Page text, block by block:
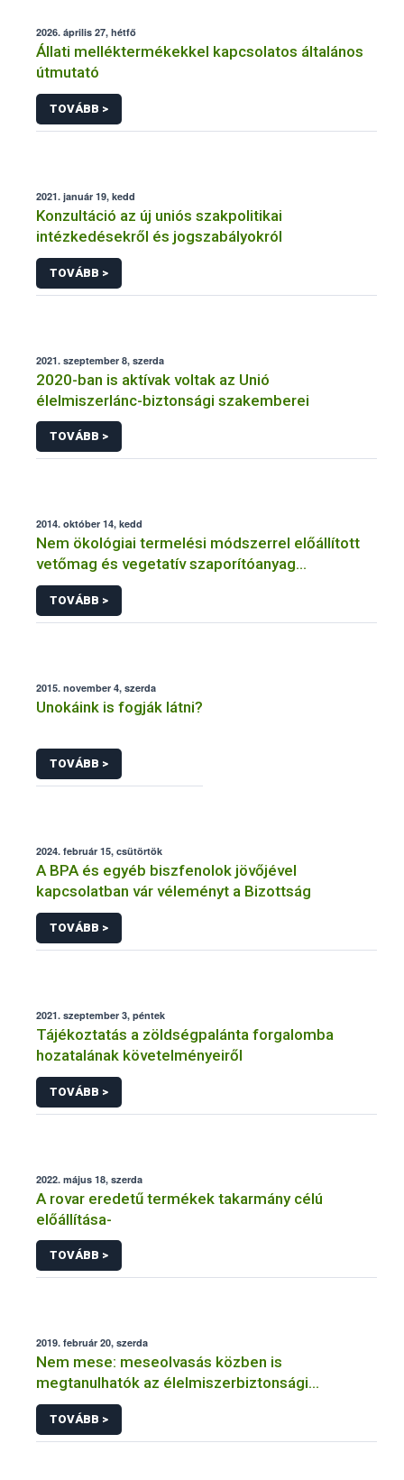
2026. április 27, hétfő
Állati melléktermékekkel kapcsolatos általános
útmutató
TOVÁBB >
2021. január 19, kedd
Konzultáció az új uniós szakpolitikai
intézkedésekről és jogszabályokról
TOVÁBB >
2021. szeptember 8, szerda
2020-ban is aktívak voltak az Unió
élelmiszerlánc-biztonsági szakemberei
TOVÁBB >
2014. október 14, kedd
Nem ökológiai termelési módszerrel előállított
vetőmag és vegetatív szaporítóanyag
felhasználásának engedélyezése ökológiai (bio)
gazdálkodás esetén
TOVÁBB >
2015. november 4, szerda
Unokáink is fogják látni?
TOVÁBB >
2024. február 15, csütörtök
A BPA és egyéb biszfenolok jövőjével
kapcsolatban vár véleményt a Bizottság
TOVÁBB >
2021. szeptember 3, péntek
Tájékoztatás a zöldségpalánta forgalomba
hozatalának követelményeiről
TOVÁBB >
2022. május 18, szerda
A rovar eredetű termékek takarmány célú
előállítása-
TOVÁBB >
2019. február 20, szerda
Nem mese: meseolvasás közben is
megtanulhatók az élelmiszerbiztonsági
alapismeretek
TOVÁBB >